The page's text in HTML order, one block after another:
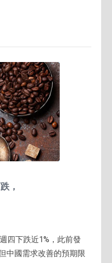
，
四下跌近1%，此前發
中國需求改善的預期限